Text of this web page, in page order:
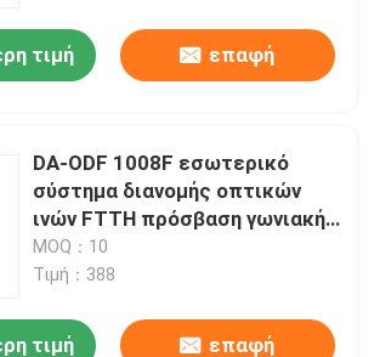
τιμή επαφή
DA-ODF 1008F εσωτερικό
σύστημα διανομής οπτικών
ινών FTTH πρόσβαση γωνιακή
SC
MOQ：10
Τιμή：388
τιμή επαφή